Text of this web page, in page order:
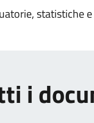
statistiche
i